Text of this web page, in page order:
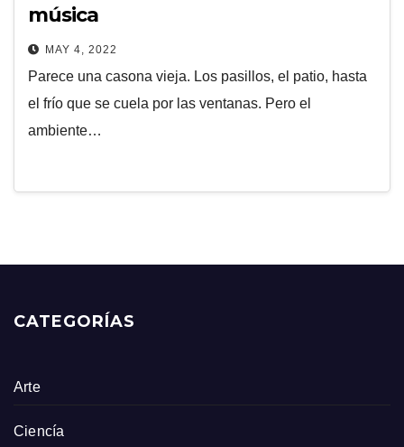
música
MAY 4, 2022
Parece una casona vieja. Los pasillos, el patio, hasta
el frío que se cuela por las ventanas. Pero el
ambiente…
CATEGORÍAS
Arte
Ciencía